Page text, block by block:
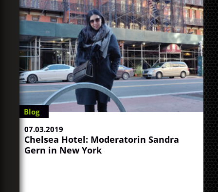
Blog
07.03.2019
Chelsea Hotel: Moderatorin Sandra
Gern in New York